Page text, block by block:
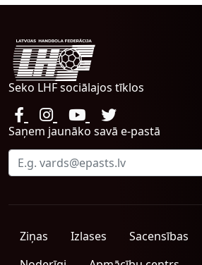
Seko LHF sociālajos tīklos
Saņem jaunāko savā e-pastā
Ziņas Izlases Sacensības